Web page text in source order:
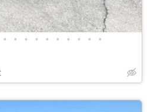
• • • • • • • • • •